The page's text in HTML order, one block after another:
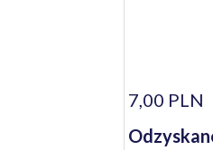
7,00 PLN